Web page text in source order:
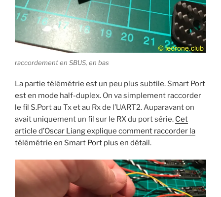
raccordement en SBUS, en bas
La partie télémétrie est un peu plus subtile. Smart Port
est en mode half-duplex. On va simplement raccorder
le fil S.Port au Tx et au Rx de l’UART2. Auparavant on
avait uniquement un fil sur le RX du port série. Cet
article d’Oscar Liang explique comment raccorder la
télémétrie en Smart Port plus en détail.